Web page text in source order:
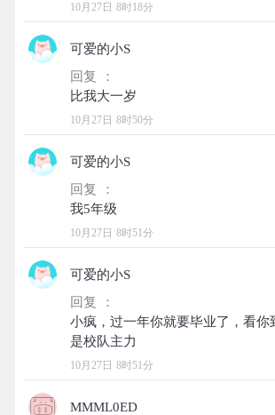
10月27日 8时18分
可爱的小S
回复 ：
10月27日 8时50分
可爱的小S
回复 ：
10月27日 8时51分
可爱的小S
回复 ：
小疯，过一年你就要毕业了，看你
10月27日 8时51分
MMML0ED